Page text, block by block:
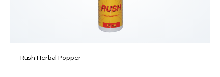
Rush Herbal Popper